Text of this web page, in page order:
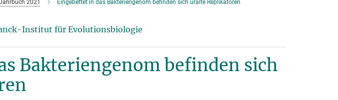
2021 Eingebettet in das Bakteriengenom befinden sich uralte Replikatoren
Institut für Evolutionsbiologie
Bakteriengenom befinden sich